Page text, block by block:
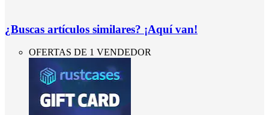
¿Buscas artículos similares? ¡Aquí van!
OFERTAS DE 1 VENDEDOR